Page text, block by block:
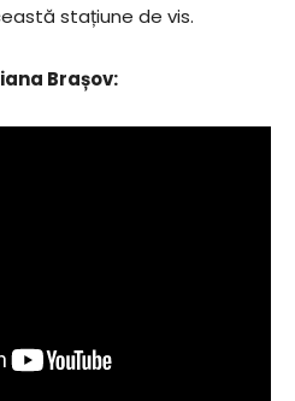
stațiune de vis.
Brașov: